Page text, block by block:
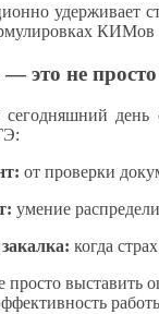
удерживает
КИМов
— это не просто
день
от проверки
умение
когда
просто выставить